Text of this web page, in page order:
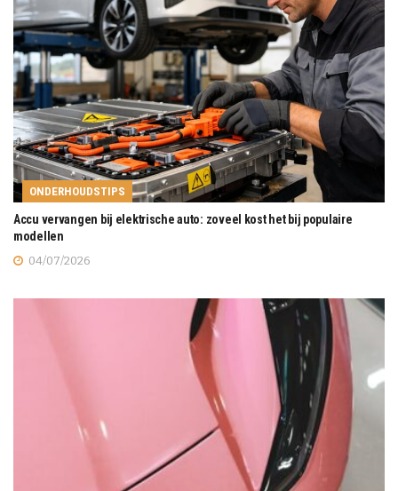
ONDERHOUDSTIPS
Accu vervangen bij elektrische auto: zoveel kost het bij populaire
modellen
04/07/2026